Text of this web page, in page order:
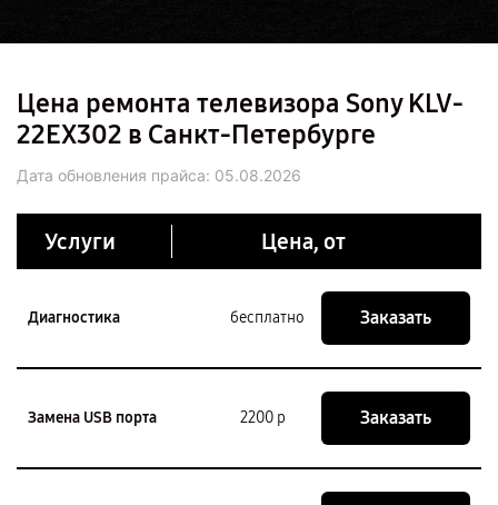
Цена ремонта телевизора Sony KLV-
22EX302 в Санкт-Петербурге
Дата обновления прайса: 05.08.2026
Услуги Цена, от
Диагностика бесплатно Заказать
Замена USB порта 2200 р Заказать